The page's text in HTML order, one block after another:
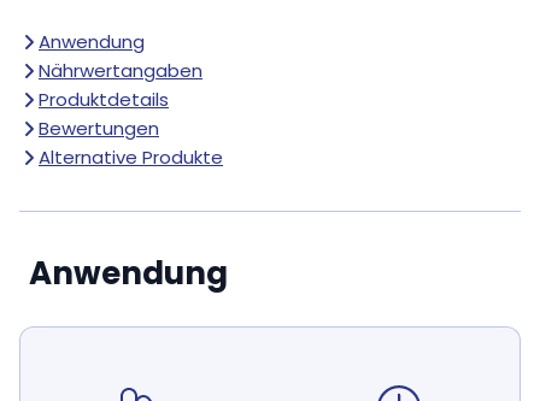
Anwendung
Nährwertangaben
Produktdetails
Bewertungen
Alternative Produkte
Anwendung